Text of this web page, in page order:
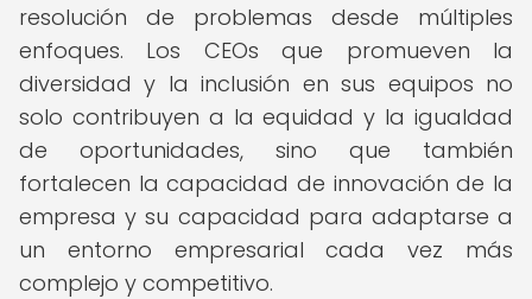
resolución de problemas desde múltiples
enfoques. Los CEOs que promueven la
diversidad y la inclusión en sus equipos no
solo contribuyen a la equidad y la igualdad
de oportunidades, sino que también
fortalecen la capacidad de innovación de la
empresa y su capacidad para adaptarse a
un entorno empresarial cada vez más
complejo y competitivo.